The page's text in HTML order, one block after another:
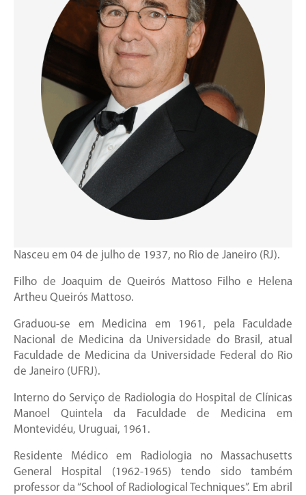
Nasceu em 04 de julho de 1937, no Rio de Janeiro (RJ).
Filho de Joaquim de Queirós Mattoso Filho e Helena
Artheu Queirós Mattoso.
Graduou-se em Medicina em 1961, pela Faculdade
Nacional de Medicina da Universidade do Brasil, atual
Faculdade de Medicina da Universidade Federal do Rio
de Janeiro (UFRJ).
Interno do Serviço de Radiologia do Hospital de Clínicas
Manoel Quintela da Faculdade de Medicina em
Montevidéu, Uruguai, 1961.
Residente Médico em Radiologia no Massachusetts
General Hospital (1962-1965) tendo sido também
professor da “School of Radiological Techniques”. Em abril